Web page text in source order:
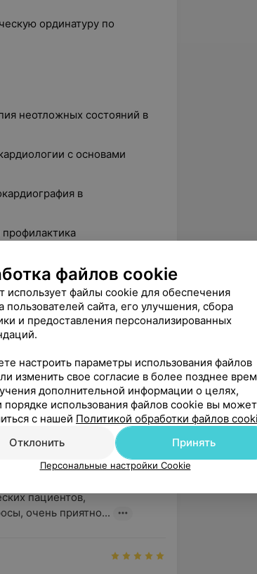
ординатуру по
неотложных состояний в
с основами
в
профилактика
заболеваний», БелМАПО
в общеклинической
и
БГМУ
человек. Знает
пациентов,
очень приятно...
файлов cookie
использует файлы cookie для обеспечения
пользователей сайта, его улучшения, сбора
и предоставления персонализированных
настроить параметры использования файлов
изменить свое согласие в более позднее
дополнительной информации о целях,
порядке использования файлов cookie вы
с нашей Политикой обработки файлов
Отклонить
Принять
Персональные настройки Cookie